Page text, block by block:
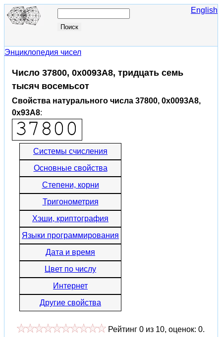
English
Энциклопедия чисел
Число 37800, 0x0093A8, тридцать семь
тысяч восемьсот
Свойства натурального числа 37800, 0x0093A8,
0x93A8:
Системы счисления
Основные свойства
Степени, корни
Тригонометрия
Хэши, криптография
Языки программирования
Дата и время
Цвет по числу
Интернет
Другие свойства
Рейтинг 0 из 10, оценок: 0.